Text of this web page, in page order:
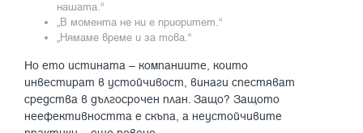
нашата.“
„В момента не ни е приоритет.“
„Нямаме време и за това.“
Но ето истината – компаниите, които
инвестират в устойчивост, винаги спестяват
средства в дългосрочен план. Защо? Защото
неефективността е скъпа, а неустойчивите